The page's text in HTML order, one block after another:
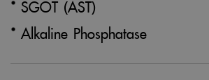
SGOT (AST)
Alkaline Phosphatase